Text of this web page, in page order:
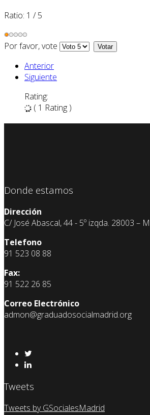
Ratio: 1 /5
Por favor, vote
Anterior
Siguiente
Rating:
( 1 Rating )
Donde estamos
Dirección
C/ José Abascal, 44 - 5º izqda. 28003 –
Telefono
91 523 08 88
Fax:
91 522 26 85
Correo Electrónico
admon@graduadosocialmadrid.org
Tweets
Tweets by GSocialesMadrid